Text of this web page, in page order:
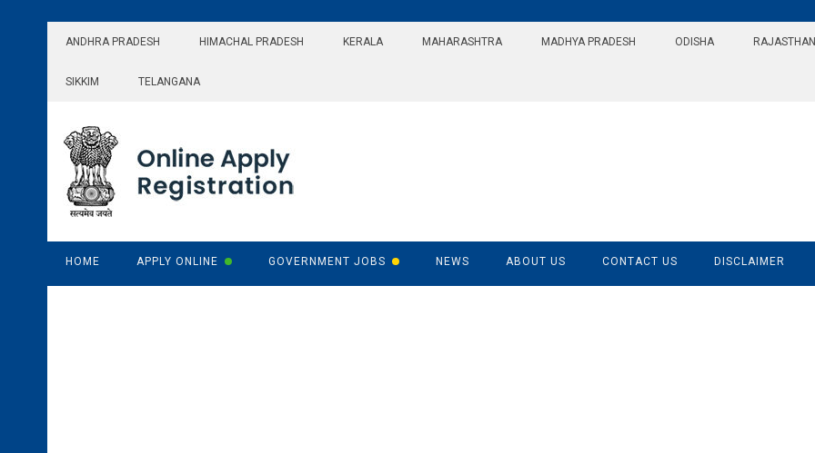
ANDHRA PRADESH HIMACHAL PRADESH KERALA MAHARASHTRA MADHYA PRADESH ODISHA RAJASTHAN
SIKKIM TELANGANA
HOME APPLY ONLINE GOVERNMENT JOBS NEWS ABOUT US CONTACT US DISCLAIMER